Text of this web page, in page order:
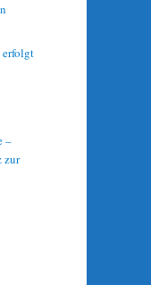
erfolgt
–
zur